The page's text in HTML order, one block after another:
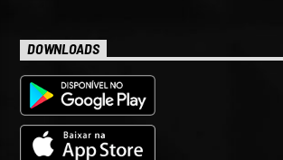
DOWNLOADS